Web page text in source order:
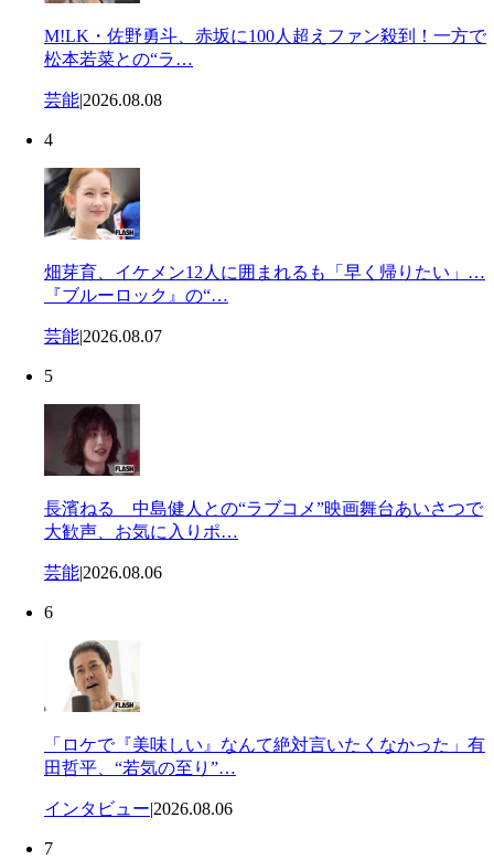
M!LK・佐野勇斗、赤坂に100人超えファン殺到！一方で
松本若菜との“ラ…
芸能|2026.08.08
4
畑芽育、イケメン12人に囲まれるも「早く帰りたい」…
『ブルーロック』の“…
芸能|2026.08.07
5
長濱ねる 中島健人との“ラブコメ”映画舞台あいさつで
大歓声、お気に入りポ…
芸能|2026.08.06
6
「ロケで『美味しい』なんて絶対言いたくなかった」有
田哲平、“若気の至り”…
インタビュー|2026.08.06
7